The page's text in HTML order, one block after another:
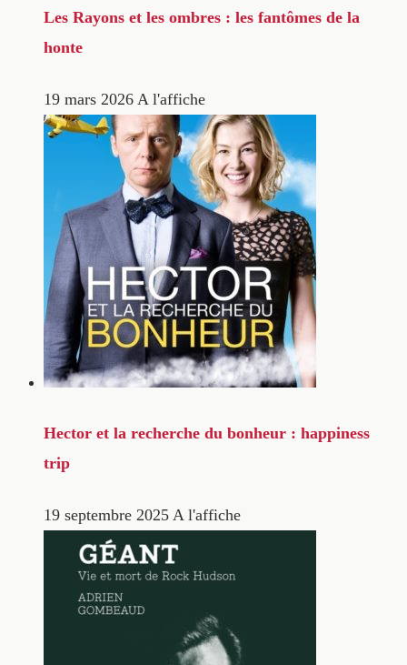
Les Rayons et les ombres : les fantômes de la
honte
19 mars 2026 A l'affiche
Hector et la recherche du bonheur : happiness
trip
19 septembre 2025 A l'affiche